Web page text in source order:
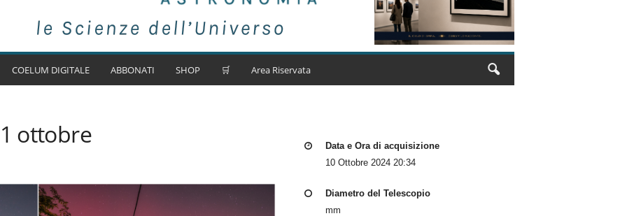
COELUM DIGITALE ABBONATI SHOP 🛒 Area Riservata
ottobre
Data e Ora di acquisizione
10 Ottobre 2024 20:34
Diametro del Telescopio
mm